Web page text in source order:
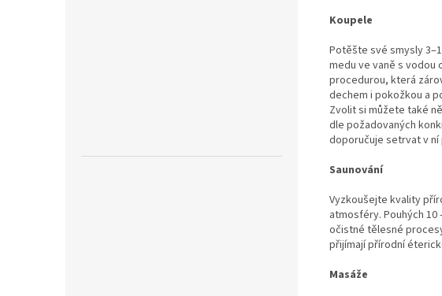
Koupele
Potěšte své smysly
medu ve vaně s vodou
procedurou, která
dechem i pokožkou a
Zvolit si můžete také
dle požadovaných
doporučuje setrvat v ní
Saunování
Vyzkoušejte kvality
atmosféry. Pouhých
očistné tělesné
přijímají přírodní
Masáže